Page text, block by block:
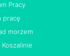
Pracy
pracę
morzem
Koszalinie